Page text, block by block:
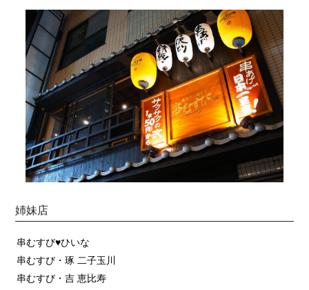
姉妹店
串むすび♥ひいな
串むすび・琢 二子玉川
串むすび・吉 恵比寿